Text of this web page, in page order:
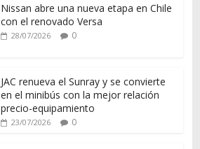
Nissan abre una nueva etapa en Chile
con el renovado Versa
28/07/2026 0
JAC renueva el Sunray y se convierte
en el minibús con la mejor relación
precio-equipamiento
23/07/2026 0